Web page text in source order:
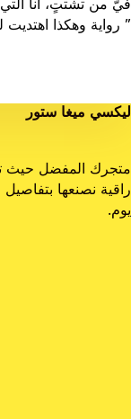
فيَّ من تشتتٍ، أنا التي
” رواية وهكذا
ليكسي ميغا ستور
متجرك المفضل حيث
راقية نصنعها
يوم.